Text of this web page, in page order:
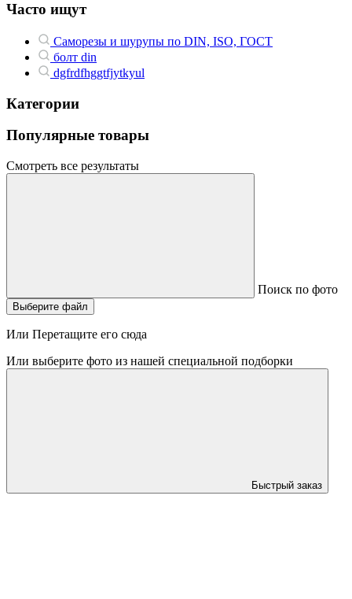
Часто ищут
Саморезы и шурупы по DIN, ISO, ГОСТ
болт din
dgfrdfhggtfjytkyul
Категории
Популярные товары
Смотреть все результаты
Поиск по фото
Выберите файл
Или Перетащите его сюда
Или выберите фото из нашей специальной подборки
Быстрый заказ